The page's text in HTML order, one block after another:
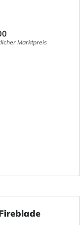
Marktpreis